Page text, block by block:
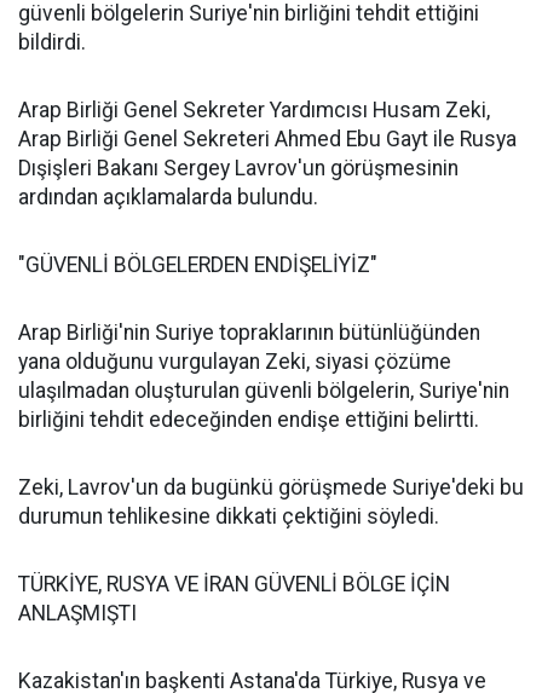
güvenli bölgelerin Suriye'nin birliğini tehdit ettiğini
bildirdi.
Arap Birliği Genel Sekreter Yardımcısı Husam Zeki,
Arap Birliği Genel Sekreteri Ahmed Ebu Gayt ile Rusya
Dışişleri Bakanı Sergey Lavrov'un görüşmesinin
ardından açıklamalarda bulundu.
"GÜVENLİ BÖLGELERDEN ENDİŞELİYİZ"
Arap Birliği'nin Suriye topraklarının bütünlüğünden
yana olduğunu vurgulayan Zeki, siyasi çözüme
ulaşılmadan oluşturulan güvenli bölgelerin, Suriye'nin
birliğini tehdit edeceğinden endişe ettiğini belirtti.
Zeki, Lavrov'un da bugünkü görüşmede Suriye'deki bu
durumun tehlikesine dikkati çektiğini söyledi.
TÜRKİYE, RUSYA VE İRAN GÜVENLİ BÖLGE İÇİN
ANLAŞMIŞTI
Kazakistan'ın başkenti Astana'da Türkiye, Rusya ve